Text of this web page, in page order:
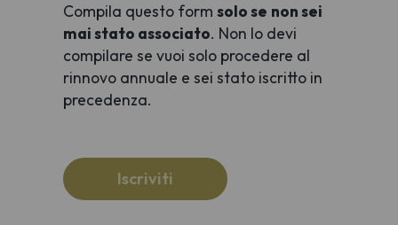
Compila questo form solo se non sei
mai stato associato. Non lo devi
compilare se vuoi solo procedere al
rinnovo annuale e sei stato iscritto in
precedenza.
Iscriviti